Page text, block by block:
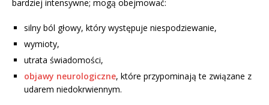
bardziej intensywne; mogą obejmować:
silny ból głowy, który występuje niespodziewanie,
wymioty,
utrata świadomości,
objawy neurologiczne, które przypominają te związane z
udarem niedokrwiennym.